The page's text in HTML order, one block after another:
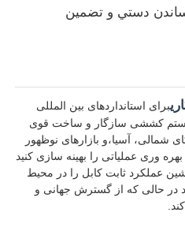
دستي و تضمین
برای استانداردهای بین المللی
کششی سازگار و ساخت قوی
شمالی، آسیا،و بازارهای نوظهور
وری عملیاتی را بهینه سازی کنید
عملکرد ثابت کابل را در محیط
حالی که از گسترش جهانی و